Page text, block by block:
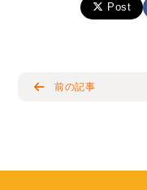
Post
前の記事